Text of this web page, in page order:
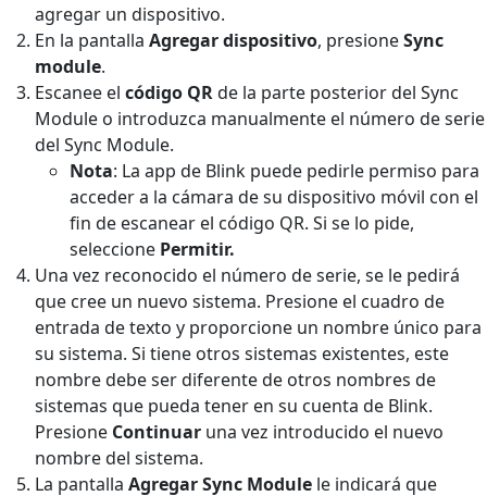
agregar un dispositivo.
En la pantalla Agregar dispositivo, presioneSync
module.
Escanee el código QRde la parte posterior del Sync
Module o introduzca manualmente el número de serie
del Sync Module.
Nota: La app de Blink puede pedirle permiso para
acceder a la cámara de su dispositivo móvil con el
fin de escanear el código QR. Si se lo pide,
seleccione Permitir.
Una vez reconocido el número de serie, se le pedirá
que cree un nuevo sistema. Presione el cuadro de
entrada de texto y proporcione un nombre único para
su sistema. Si tiene otros sistemas existentes, este
nombre debe ser diferente de otros nombres de
sistemas que pueda tener en su cuenta de Blink.
Presione Continuar una vez introducido el nuevo
nombre del sistema.
La pantalla Agregar Sync Module le indicará que